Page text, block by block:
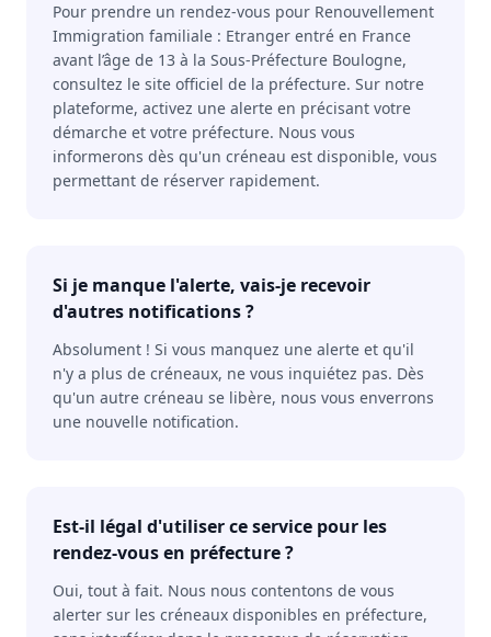
Pour prendre un rendez-vous pour Renouvellement
Immigration familiale : Etranger entré en France
avant l’âge de 13 à la Sous-Préfecture Boulogne,
consultez le site officiel de la préfecture. Sur notre
plateforme, activez une alerte en précisant votre
démarche et votre préfecture. Nous vous
informerons dès qu'un créneau est disponible, vous
permettant de réserver rapidement.
Si je manque l'alerte, vais-je recevoir
d'autres notifications ?
Absolument ! Si vous manquez une alerte et qu'il
n'y a plus de créneaux, ne vous inquiétez pas. Dès
qu'un autre créneau se libère, nous vous enverrons
une nouvelle notification.
Est-il légal d'utiliser ce service pour les
rendez-vous en préfecture ?
Oui, tout à fait. Nous nous contentons de vous
alerter sur les créneaux disponibles en préfecture,